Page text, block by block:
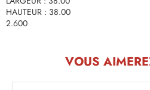
HAUTEUR : 38.00
2.600
VOUS